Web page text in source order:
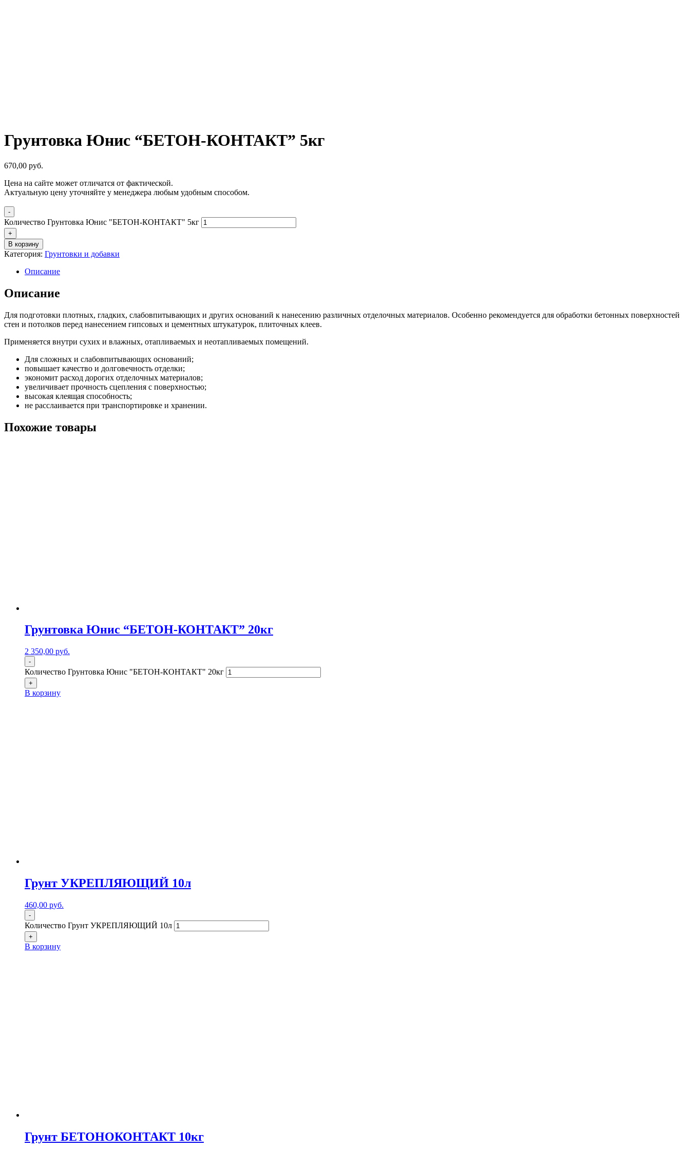
Грунтовка Юнис “БЕТОН-КОНТАКТ” 5кг
670,00 руб.
Цена на сайте может отличатся от фактической.
Актуальную цену уточняйте у менеджера любым удобным способом.
-
Количество Грунтовка Юнис "БЕТОН-КОНТАКТ" 5кг
+
В корзину
Категория: Грунтовки и добавки
Описание
Описание
Для подготовки плотных, гладких, слабовпитывающих и других оснований к нанесению различных отделочных материалов. Особенно рекомендуется для обработки бетонных поверхностей
стен и потолков перед нанесением гипсовых и цементных штукатурок, плиточных клеев.
Применяется внутри сухих и влажных, отапливаемых и неотапливаемых помещений.
Для сложных и слабовпитывающих оснований;
повышает качество и долговечность отделки;
экономит расход дорогих отделочных материалов;
увеличивает прочность сцепления с поверхностью;
высокая клеящая способность;
не расслаивается при транспортировке и хранении.
Похожие товары
Грунтовка Юнис “БЕТОН-КОНТАКТ” 20кг
2 350,00 руб.
-
Количество Грунтовка Юнис "БЕТОН-КОНТАКТ" 20кг
+
В корзину
Грунт УКРЕПЛЯЮЩИЙ 10л
460,00 руб.
-
Количество Грунт УКРЕПЛЯЮЩИЙ 10л
+
В корзину
Грунт БЕТОНОКОНТАКТ 10кг